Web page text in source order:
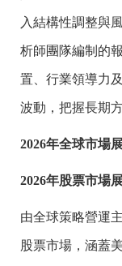
入結構性調整與
析師團隊編制的
置、行業領導力
波動，把握長期方
2026年全球市場
2026年股票市場
由全球策略營運
股票市場，涵蓋